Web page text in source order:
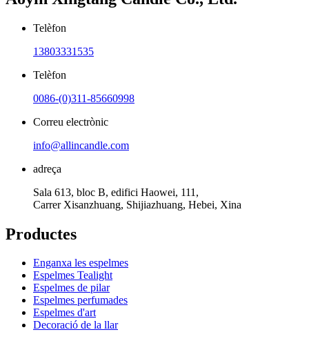
Telèfon
13803331535
Telèfon
0086-(0)311-85660998
Correu electrònic
info@allincandle.com
adreça
Sala 613, bloc B, edifici Haowei, 111,
Carrer Xisanzhuang, Shijiazhuang, Hebei, Xina
Productes
Enganxa les espelmes
Espelmes Tealight
Espelmes de pilar
Espelmes perfumades
Espelmes d'art
Decoració de la llar